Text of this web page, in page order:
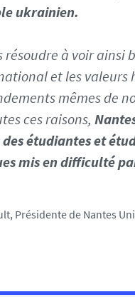
ukrainien.
résoudre à voir ainsi
et les valeurs
mêmes de
ces raisons,
étudiantes et
mis en difficulté
Présidente de Nantes